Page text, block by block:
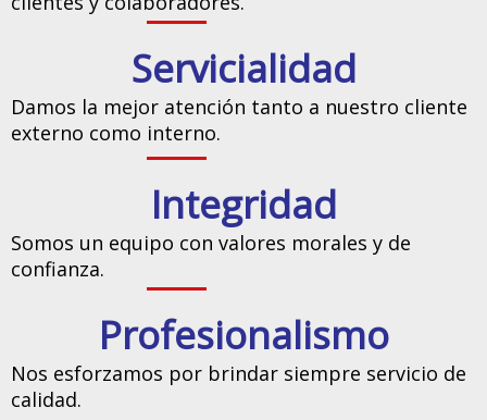
Servicialidad
Damos la mejor atención tanto a nuestro cliente
externo como interno.
Integridad
Somos un equipo con valores morales y de
confianza.
Profesionalismo
Nos esforzamos por brindar siempre servicio de
calidad.